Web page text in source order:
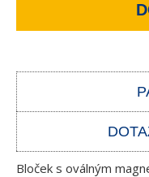
Bloček s oválným